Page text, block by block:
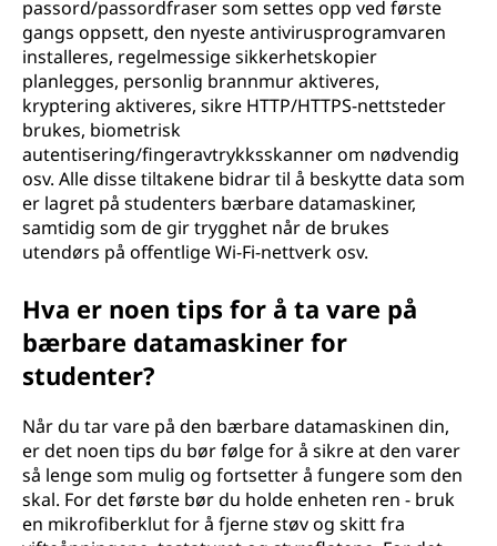
passord/passordfraser som settes opp ved første
gangs oppsett, den nyeste antivirusprogramvaren
installeres, regelmessige sikkerhetskopier
planlegges, personlig brannmur aktiveres,
kryptering aktiveres, sikre HTTP/HTTPS-nettsteder
brukes, biometrisk
autentisering/fingeravtrykksskanner om nødvendig
osv. Alle disse tiltakene bidrar til å beskytte data som
er lagret på studenters bærbare datamaskiner,
samtidig som de gir trygghet når de brukes
utendørs på offentlige Wi-Fi-nettverk osv.
Hva er noen tips for å ta vare på
bærbare datamaskiner for
studenter?
Når du tar vare på den bærbare datamaskinen din,
er det noen tips du bør følge for å sikre at den varer
så lenge som mulig og fortsetter å fungere som den
skal. For det første bør du holde enheten ren - bruk
en mikrofiberklut for å fjerne støv og skitt fra